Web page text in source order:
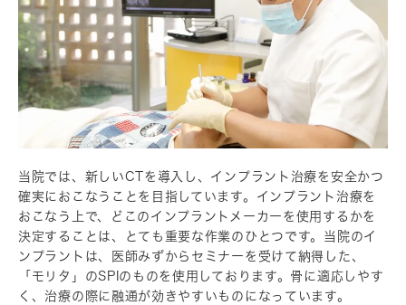
当院では、新しいCTを導入し、インプラント治療を安全かつ
確実におこなうことを目指しています。インプラント治療を
おこなう上で、どこのインプラントメーカーを使用するかを
決定することは、とても重要な作業のひとつです。当院のイ
ンプラントは、医師みずからセミナーを受けて納得した、
「モリタ」のSPIのものを使用しております。骨に適応しやす
く、治療の際に融通が効きやすいものになっています。